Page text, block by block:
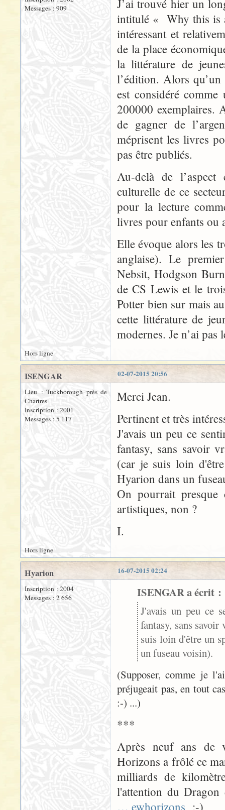
Messages : 909
J’ai trouvé hier un
intitulé « Why this is
intéressant et
de la place
la littérature de
l’édition. Alors
est considéré
200000 exemplaires.
de gagner de
méprisent les livres
pas être publiés.
Au-delà de l’aspect
culturelle de ce
pour la lecture
livres pour enfants ou
Elle évoque alors les
anglaise). Le
Nebsit, Hodgson
de CS Lewis et le
Potter bien sur mais
cette littérature de
modernes. Je n’ai
Hors ligne
02-07-2015 20:56
ISENGAR
Lieu : Tuckborough près de
Chartres
Inscription : 2001
Messages : 5 117
Merci Jean.
Pertinent et très
J'avais un peu ce
fantasy, sans savoir
(car je suis loin
Hyarion dans un
On pourrait presque
artistiques, non ?
I.
Hors ligne
16-07-2015 02:24
Hyarion
Inscription : 2004
Messages : 2 656
ISENGAR a écrit :
J'avais un peu ce
fantasy, sans
suis loin d'être un
un fuseau voisin).
(Supposer, comme je
préjugeait pas, en tout
:-) ...)
***
Après neuf ans de
Horizons a frôlé ce
milliards de
l'attention du
… ewhorizons ;-)